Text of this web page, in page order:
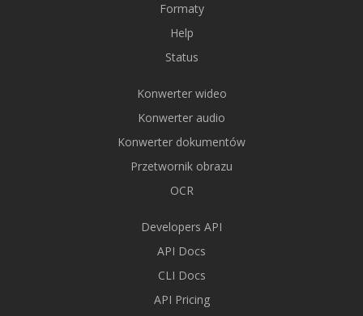
Formaty
Help
Status
Konwerter wideo
Konwerter audio
Konwerter dokumentów
Przetwornik obrazu
OCR
Developers API
API Docs
CLI Docs
API Pricing